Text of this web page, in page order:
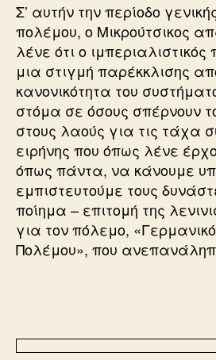
Σ’ αυτήν την περίοδο
πολέμου, ο Μικρούτσικος
λένε ότι ο
μια στιγμή παρέκκλισης
κανονικότητα του
στόμα σε όσους σπέρνουν
στους λαούς για τις τάχα
ειρήνης που όπως λένε
όπως πάντα, να κάνουμε
εμπιστευτούμε τους
ποίημα – επιτομή της
για τον πόλεμο,
Πολέμου», που